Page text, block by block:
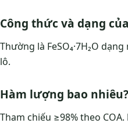
Công thức và dạng của
Thường là FeSO₄·7H₂O
lô.
Hàm lượng bao nhiêu?
Tham chiếu ≥98% theo